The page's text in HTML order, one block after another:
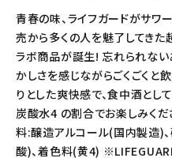
青春の味、ライフガードがサ
売から多くの人を魅了してきた
ラボ商品が誕生! 忘れられない
かしさを感じながらごくごくと
りとした爽快感で、食中酒とし
炭酸水4 の割合でお楽しみく
料:醸造アルコール(国内製造)
酸)、着色料(黄4)